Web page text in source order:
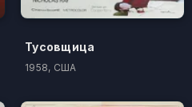
Тусовщица
1958, США